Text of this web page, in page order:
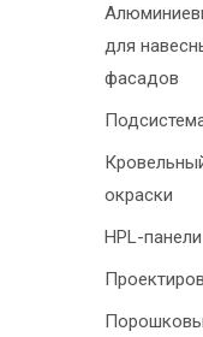
для
фасадов
окраски
HPL-панели